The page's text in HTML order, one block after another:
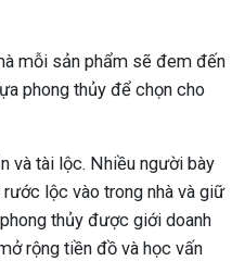
mỗi sản phẩm sẽ đem đến
phong thủy để chọn cho
và tài lộc. Nhiều người bày
lộc vào trong nhà và giữ
thủy được giới doanh
rộng tiền đồ và học vấn